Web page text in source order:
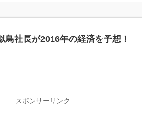
鳥社長が2016年の経済を予想！
スポンサーリンク